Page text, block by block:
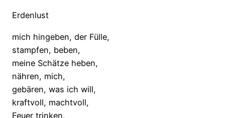
Erdenlust
mich hingeben, der Fülle,
stampfen, beben,
meine Schätze heben,
nähren, mich,
gebären, was ich will,
kraftvoll, machtvoll,
Feuer trinken,